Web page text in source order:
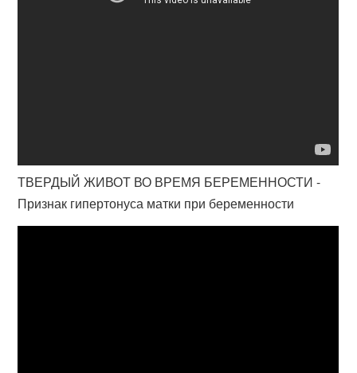
ТВЕРДЫЙ ЖИВОТ ВО ВРЕМЯ БЕРЕМЕННОСТИ -
Признак гипертонуса матки при беременности